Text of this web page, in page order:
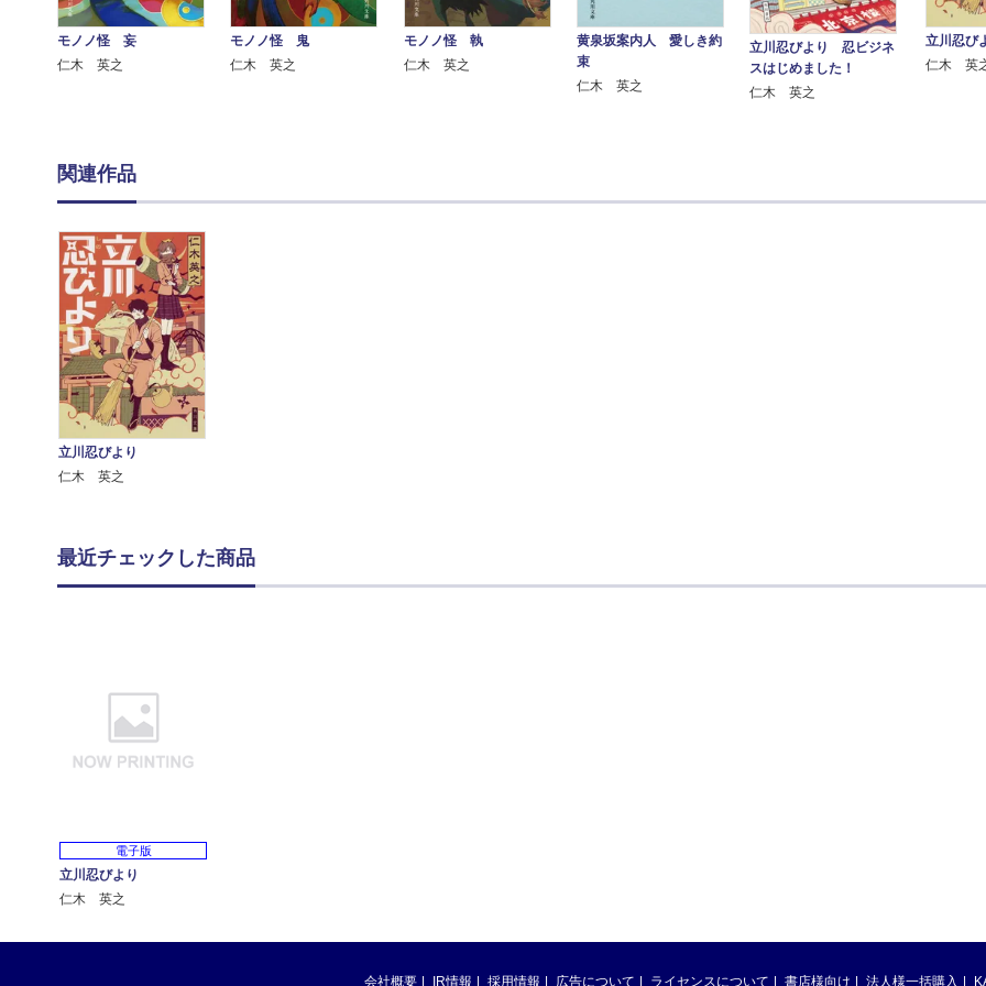
モノノ怪 妄
仁木 英之
モノノ怪 鬼
仁木 英之
モノノ怪 執
仁木 英之
黄泉坂案内人 愛しき約
束
仁木 英之
立川忍びより 忍ビジネ
スはじめました！
仁木 英之
立川忍び
仁木 英
関連作品
立川忍びより
仁木 英之
最近チェックした商品
電子版
立川忍びより
仁木 英之
会社概要 IR情報 採用情報 広告について ライセンスについて 書店様向け 法人様一括購入